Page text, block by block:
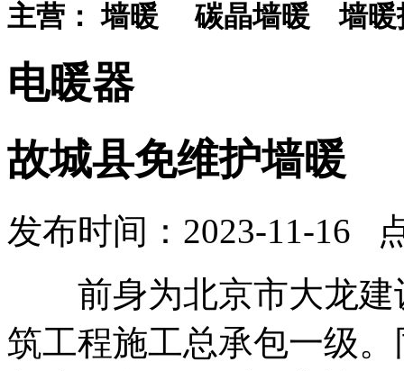
主营： 墙暖碳晶墙暖墙暖
电暖器
故城县免维护墙暖
发布时间：2023-11-16
前身为北京市大龙建
筑工程施工总承包一级